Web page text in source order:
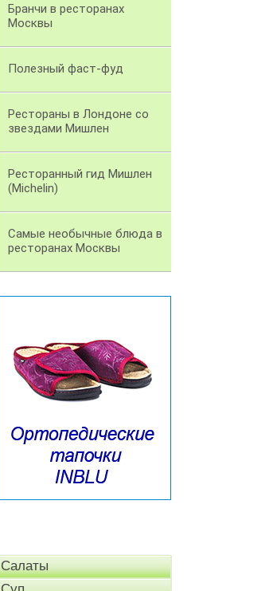
Бранчи в ресторанах
Москвы
Полезный фаст-фуд
Рестораны в Лондоне со
звездами Мишлен
Ресторанный гид Мишлен
(Michelin)
Самые необычные блюда в
ресторанах Москвы
Салаты